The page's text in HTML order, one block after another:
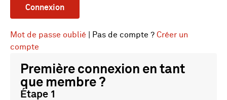
Connexion
Mot de passe oublié | Pas de compte ? Créer un
compte
Première connexion en tant
que membre ?
Étape 1